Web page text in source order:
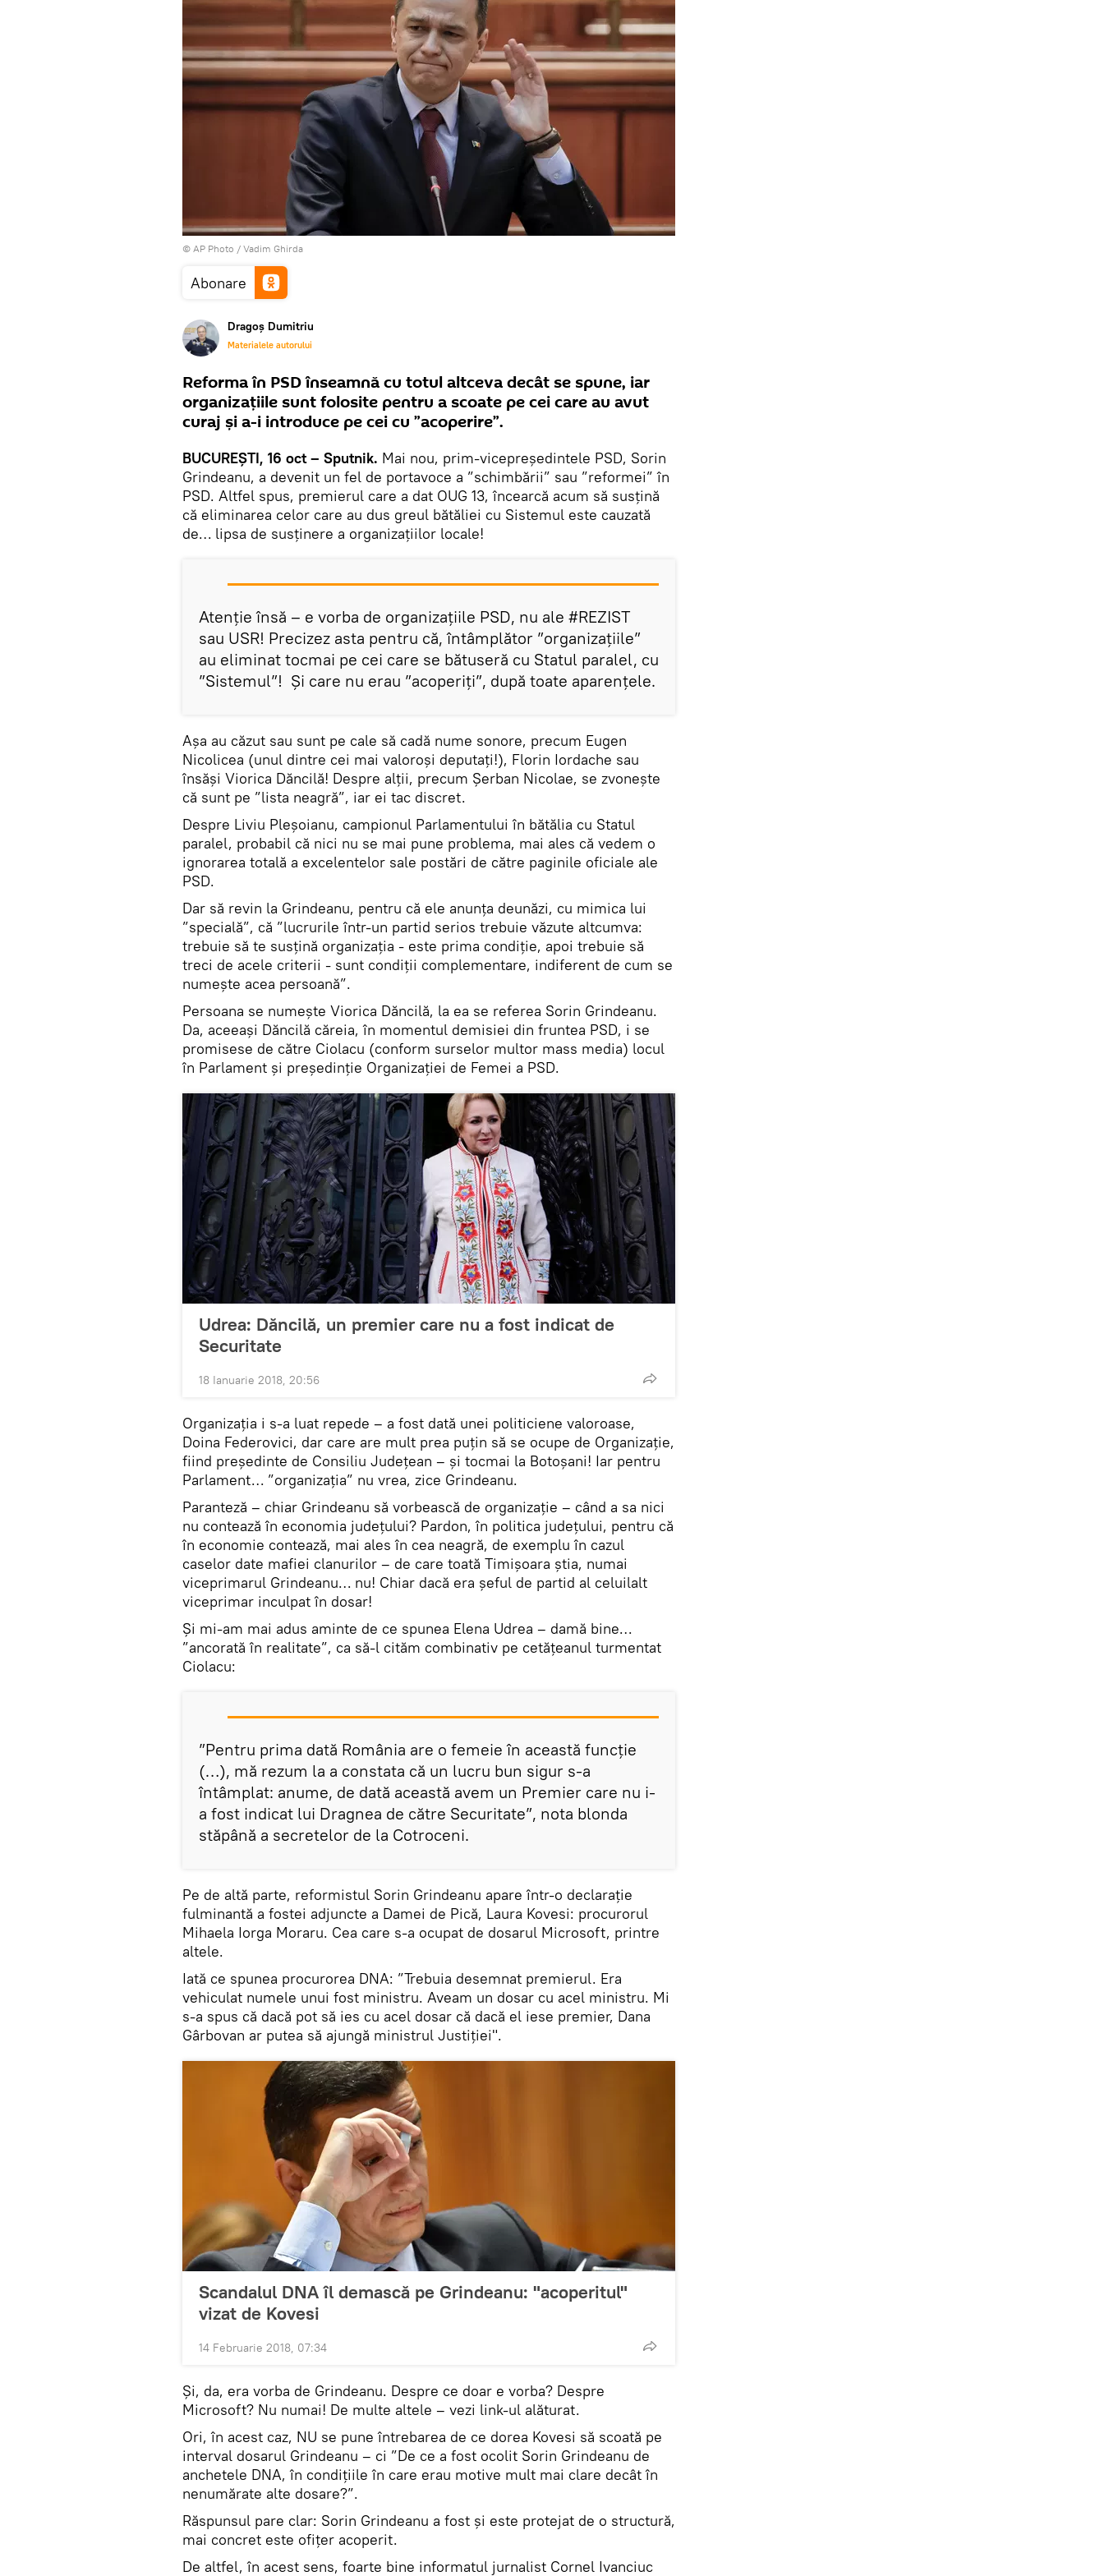
© AP Photo / Vadim Ghirda
Abonare
Dragoș Dumitriu
Materialele autorului
Reforma în PSD înseamnă cu totul altceva decât se spune, iar
organizațiile sunt folosite pentru a scoate pe cei care au avut
curaj și a-i introduce pe cei cu ”acoperire”.
BUCUREȘTI, 16 oct – Sputnik. Mai nou, prim-vicepreşedintele PSD, Sorin
Grindeanu, a devenit un fel de portavoce a ”schimbării” sau ”reformei” în
PSD. Altfel spus, premierul care a dat OUG 13, încearcă acum să susțină
că eliminarea celor care au dus greul bătăliei cu Sistemul este cauzată
de… lipsa de susținere a organizațiilor locale!
Atenție însă – e vorba de organizațiile PSD, nu ale #REZIST
sau USR! Precizez asta pentru că, întâmplător ”organizațiile”
au eliminat tocmai pe cei care se bătuseră cu Statul paralel, cu
”Sistemul”! Și care nu erau ”acoperiți”, după toate aparențele.
Așa au căzut sau sunt pe cale să cadă nume sonore, precum Eugen
Nicolicea (unul dintre cei mai valoroși deputați!), Florin Iordache sau
însăși Viorica Dăncilă! Despre alții, precum Șerban Nicolae, se zvonește
că sunt pe ”lista neagră”, iar ei tac discret.
Despre Liviu Pleșoianu, campionul Parlamentului în bătălia cu Statul
paralel, probabil că nici nu se mai pune problema, mai ales că vedem o
ignorarea totală a excelentelor sale postări de către paginile oficiale ale
PSD.
Dar să revin la Grindeanu, pentru că ele anunța deunăzi, cu mimica lui
”specială”, că ”lucrurile într-un partid serios trebuie văzute altcumva:
trebuie să te susțină organizația - este prima condiție, apoi trebuie să
treci de acele criterii - sunt condiții complementare, indiferent de cum se
numește acea persoană”.
Persoana se numește Viorica Dăncilă, la ea se referea Sorin Grindeanu.
Da, aceeași Dăncilă căreia, în momentul demisiei din fruntea PSD, i se
promisese de către Ciolacu (conform surselor multor mass media) locul
în Parlament și președinție Organizației de Femei a PSD.
Udrea: Dăncilă, un premier care nu a fost indicat de
Securitate
18 Ianuarie 2018, 20:56
Organizația i s-a luat repede – a fost dată unei politiciene valoroase,
Doina Federovici, dar care are mult prea puțin să se ocupe de Organizație,
fiind președinte de Consiliu Județean – și tocmai la Botoșani! Iar pentru
Parlament… ”organizația” nu vrea, zice Grindeanu.
Paranteză – chiar Grindeanu să vorbească de organizație – când a sa nici
nu contează în economia județului? Pardon, în politica județului, pentru că
în economie contează, mai ales în cea neagră, de exemplu în cazul
caselor date mafiei clanurilor – de care toată Timișoara știa, numai
viceprimarul Grindeanu… nu! Chiar dacă era șeful de partid al celuilalt
viceprimar inculpat în dosar!
Și mi-am mai adus aminte de ce spunea Elena Udrea – damă bine…
”ancorată în realitate”, ca să-l cităm combinativ pe cetățeanul turmentat
Ciolacu:
”Pentru prima dată România are o femeie în această funcție
(…), mă rezum la a constata că un lucru bun sigur s-a
întâmplat: anume, de dată această avem un Premier care nu i-
a fost indicat lui Dragnea de către Securitate”, nota blonda
stăpână a secretelor de la Cotroceni.
Pe de altă parte, reformistul Sorin Grindeanu apare într-o declarație
fulminantă a fostei adjuncte a Damei de Pică, Laura Kovesi: procurorul
Mihaela Iorga Moraru. Cea care s-a ocupat de dosarul Microsoft, printre
altele.
Iată ce spunea procurorea DNA: ”Trebuia desemnat premierul. Era
vehiculat numele unui fost ministru. Aveam un dosar cu acel ministru. Mi
s-a spus că dacă pot să ies cu acel dosar că dacă el iese premier, Dana
Gârbovan ar putea să ajungă ministrul Justiţiei".
Scandalul DNA îl demască pe Grindeanu: "acoperitul"
vizat de Kovesi
14 Februarie 2018, 07:34
Și, da, era vorba de Grindeanu. Despre ce doar e vorba? Despre
Microsoft? Nu numai! De multe altele – vezi link-ul alăturat.
Ori, în acest caz, NU se pune întrebarea de ce dorea Kovesi să scoată pe
interval dosarul Grindeanu – ci ”De ce a fost ocolit Sorin Grindeanu de
anchetele DNA, în condițiile în care erau motive mult mai clare decât în
nenumărate alte dosare?”.
Răspunsul pare clar: Sorin Grindeanu a fost și este protejat de o structură,
mai concret este ofițer acoperit.
De altfel, în acest sens, foarte bine informatul jurnalist Cornel Ivanciuc